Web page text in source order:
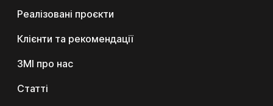
Реалізовані проєкти
Клієнти та рекомендації
ЗМІ про нас
Статті